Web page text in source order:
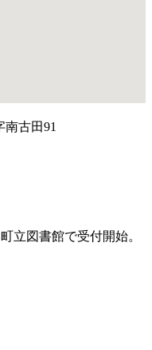
古田91
立図書館で受付開始。